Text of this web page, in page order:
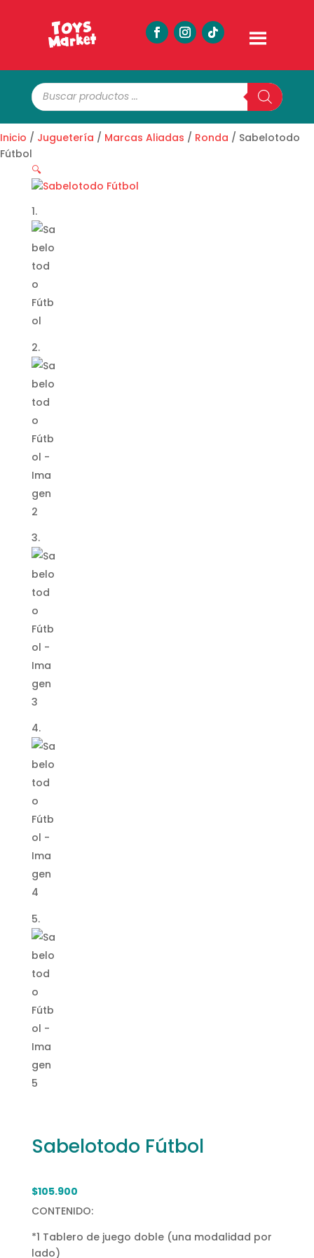
Búsqueda
de
productos
Inicio / Juguetería / Marcas Aliadas / Ronda / Sabelotodo
Fútbol
🔍
Sabelotodo Fútbol
$105.900
CONTENIDO:
*1 Tablero de juego doble (una modalidad por
lado)